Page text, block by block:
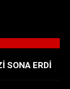
SONA ERDİ